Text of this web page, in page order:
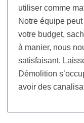
utiliser comme
Notre équipe
votre budget,
à manier, nous
satisfaisant.
Démolition
avoir des